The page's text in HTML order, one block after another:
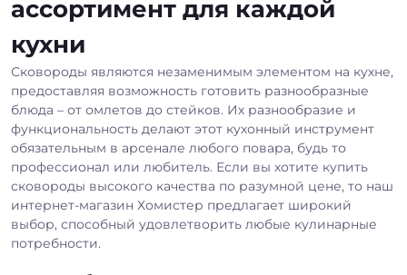
ассортимент для каждой
кухни
Сковороды являются незаменимым элементом на кухне,
предоставляя возможность готовить разнообразные
блюда – от омлетов до стейков. Их разнообразие и
функциональность делают этот кухонный инструмент
обязательным в арсенале любого повара, будь то
профессионал или любитель. Если вы хотите купить
сковороды высокого качества по разумной цене, то наш
интернет-магазин Хомистер предлагает широкий
выбор, способный удовлетворить любые кулинарные
потребности.